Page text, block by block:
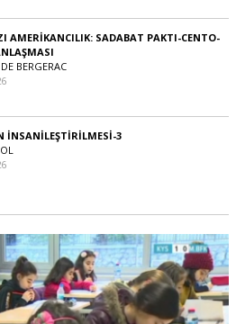
AMERİKANCILIK: SADABAT PAKTI-CENTO-
BERGERAC
İNSANİLEŞTİRİLMESİ-3